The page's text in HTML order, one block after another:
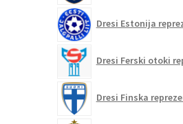
Dresi Estonija
Dresi Ferski otoki
Dresi Finska